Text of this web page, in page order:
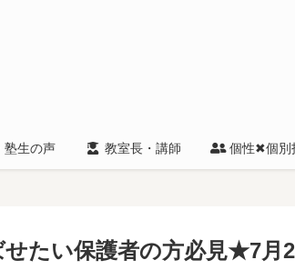
塾生の声 教室長・講師 個性✖個別
たい保護者の方必見★7月